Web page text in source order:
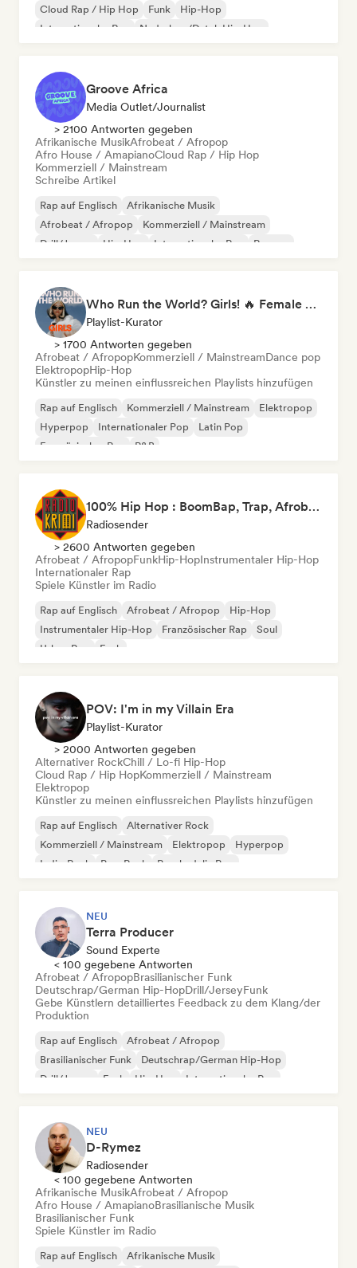
Cloud Rap / Hip Hop Funk
Hip-Hop
Internationaler Rap
Nederhop/Dutch Hip-Hop
Groove Africa
Media Outlet/Journalist
> 2100 Antworten gegeben
Afrikanische MusikAfrobeat / Afropop
Afro House / AmapianoCloud Rap / Hip Hop
Kommerziell / Mainstream
Schreibe Artikel
Rap auf Englisch
Afrikanische Musik
Afrobeat / Afropop
Kommerziell / Mainstream
Drill/Jersey
Hip-Hop Internationaler Rap Reggae
Who Run the World? Girls! 🔥 Female Empowerment Pop & Girl-Power Anthems
Playlist-Kurator
> 1700 Antworten gegeben
Afrobeat / AfropopKommerziell / MainstreamDance pop
ElektropopHip-Hop
Künstler zu meinen einflussreichen Playlists hinzufügen
Rap auf Englisch Kommerziell / Mainstream
Elektropop
Hyperpop
Internationaler Pop
Latin Pop
Französischer Rap
R&B
100% Hip Hop : BoomBap, Trap, Afrobeats !
Radiosender
> 2600 Antworten gegeben
Afrobeat / AfropopFunkHip-HopInstrumentaler Hip-Hop
Internationaler Rap
Spiele Künstler im Radio
Rap auf Englisch Afrobeat / Afropop
Hip-Hop
Instrumentaler Hip-Hop
Französischer Rap
Soul
Urban Pop
Funk
POV: I'm in my Villain Era
Playlist-Kurator
> 2000 Antworten gegeben
Alternativer RockChill / Lo-fi Hip-Hop
Cloud Rap / Hip HopKommerziell / Mainstream
Elektropop
Künstler zu meinen einflussreichen Playlists hinzufügen
Rap auf Englisch
Alternativer Rock
Kommerziell / Mainstream
Elektropop
Hyperpop
Indie-Rock
Pop-Rock Psychedelic Pop
NEU
Terra Producer
Sound Experte
< 100 gegebene Antworten
Afrobeat / AfropopBrasilianischer Funk
Deutschrap/German Hip-HopDrill/JerseyFunk
Gebe Künstlern detailliertes Feedback zu dem Klang/der
Produktion
Rap auf Englisch
Afrobeat / Afropop
Brasilianischer Funk
Deutschrap/German Hip-Hop
Drill/Jersey
Funk Hip-Hop Internationaler Rap
NEU
D-Rymez
Radiosender
< 100 gegebene Antworten
Afrikanische MusikAfrobeat / Afropop
Afro House / AmapianoBrasilianische Musik
Brasilianischer Funk
Spiele Künstler im Radio
Rap auf Englisch
Afrikanische Musik